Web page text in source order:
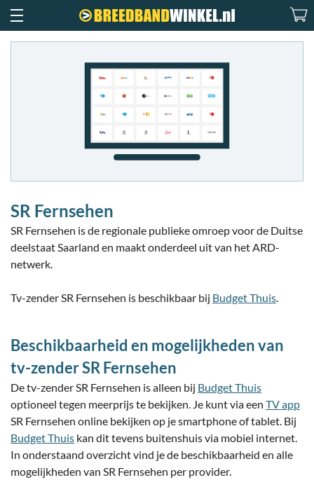
SR Fernsehen
SR Fernsehen is de regionale publieke omroep voor de Duitse
deelstaat Saarland en maakt onderdeel uit van het ARD-
netwerk.
Tv-zender SR Fernsehen is beschikbaar bij Budget Thuis.
Beschikbaarheid en mogelijkheden van
tv-zender SR Fernsehen
De tv-zender SR Fernsehen is alleen bij Budget Thuis
optioneel tegen meerprijs te bekijken. Je kunt via een TV app
SR Fernsehen online bekijken op je smartphone of tablet. Bij
Budget Thuis kan dit tevens buitenshuis via mobiel internet.
In onderstaand overzicht vind je de beschikbaarheid en alle
mogelijkheden van SR Fernsehen per provider.